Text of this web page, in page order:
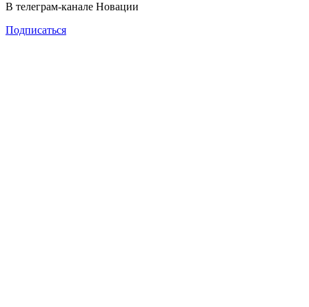
В телеграм-канале Новации
Подписаться